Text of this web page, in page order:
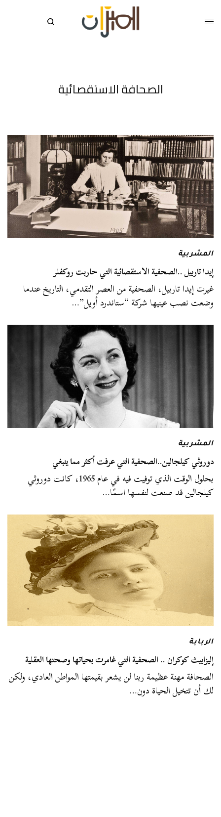
الصحافة الاستقصائية
المشربية
إيدا تاربيل ..الصحفية الاستقصائية التي حاربت روكفلر
غيرت إيدا تاربيل، الصحفية من العصر التقدمي، التاريخ عندما
وضعت نصب عينيها شركة “ستاندرد أويل”…
المشربية
دوروثي كيلجالين..الصحفية التي عرفت أكثر مما ينبغي
بحلول الوقت الذي توفيت فيه في عام 1965، كانت دوروثي
كيلجالين قد صنعت لنفسها اسمًا…
الربابة
إليزابيث كوكران .. الصحفية التي غامرت بحياتها وصحتها العقلية
الصحافة مهنة عظيمة ربنا لن يشعر بقيمتها المواطن العادي، ولكن
لك أن تتخيل الحياة دون…